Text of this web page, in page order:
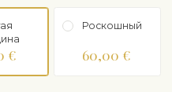
€
Роскошный
60,00 €